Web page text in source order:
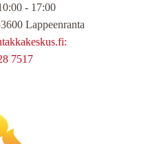
- 17:00
Lappeenranta
7517